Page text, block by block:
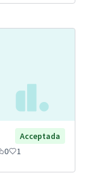
Acceptada
0 1